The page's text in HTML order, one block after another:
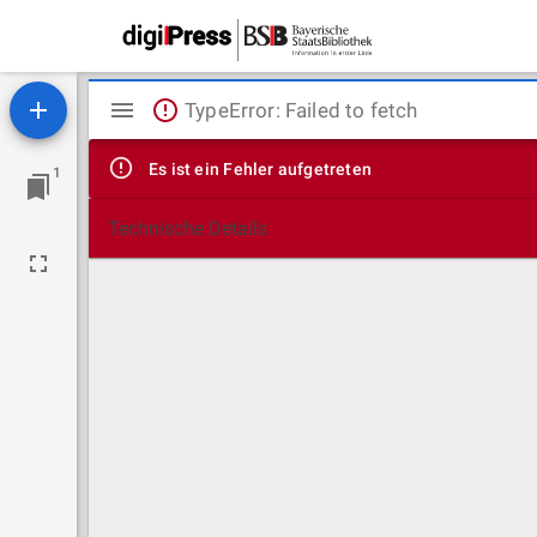
1
Mirador
Viewer
TypeError: Failed to fetch
Es ist ein Fehler aufgetreten
Technische Details